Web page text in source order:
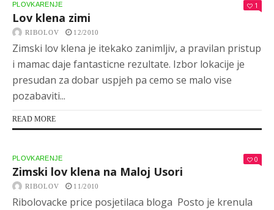
PLOVKARENJE 1
Lov klena zimi
RIBOLOV 12/2010
Zimski lov klena je itekako zanimljiv, a pravilan pristup
i mamac daje fantasticne rezultate. Izbor lokacije je
presudan za dobar uspjeh pa cemo se malo vise
pozabaviti...
READ MORE
PLOVKARENJE 0
Zimski lov klena na Maloj Usori
RIBOLOV 11/2010
Ribolovacke price posjetilaca bloga Posto je krenula